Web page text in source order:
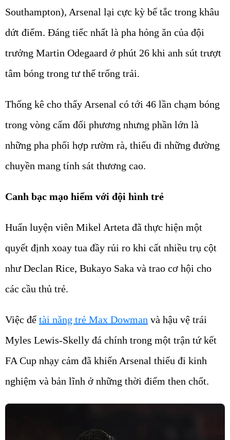
Southampton), Arsenal lại cực kỳ bế tắc trong khâu
dứt điểm. Đáng tiếc nhất là pha hỏng ăn của đội
trưởng Martin Odegaard ở phút 26 khi anh sút trượt
tâm bóng trong tư thế trống trải.
Thống kê cho thấy Arsenal có tới 46 lần chạm bóng
trong vòng cấm đối phương nhưng phần lớn là
những pha phối hợp rườm rà, thiếu đi những đường
chuyền mang tính sát thương cao.
Canh bạc mạo hiểm với đội hình trẻ
Huấn luyện viên Mikel Arteta đã thực hiện một
quyết định xoay tua đầy rủi ro khi cất nhiều trụ cột
như Declan Rice, Bukayo Saka và trao cơ hội cho
các cầu thủ trẻ.
Việc để tài năng trẻ Max Dowman và hậu vệ trái
Myles Lewis-Skelly đá chính trong một trận tứ kết
FA Cup nhạy cảm đã khiến Arsenal thiếu đi kinh
nghiệm và bản lĩnh ở những thời điểm then chốt.